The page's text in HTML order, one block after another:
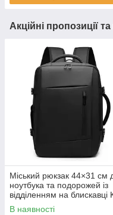
Акційні пропозиції
Міський рюкзак 44×31 см
ноутбука та подорожей із
відділенням на блискавці
В наявності